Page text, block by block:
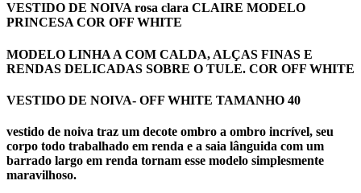
VESTIDO DE NOIVA rosa clara CLAIRE MODELO
PRINCESA COR OFF WHITE
MODELO LINHA A COM CALDA, ALÇAS FINAS E
RENDAS DELICADAS SOBRE O TULE. COR OFF WHITE
VESTIDO DE NOIVA- OFF WHITE TAMANHO 40
vestido de noiva traz um decote ombro a ombro incrível, seu
corpo todo trabalhado em renda e a saia lânguida com um
barrado largo em renda tornam esse modelo simplesmente
maravilhoso.